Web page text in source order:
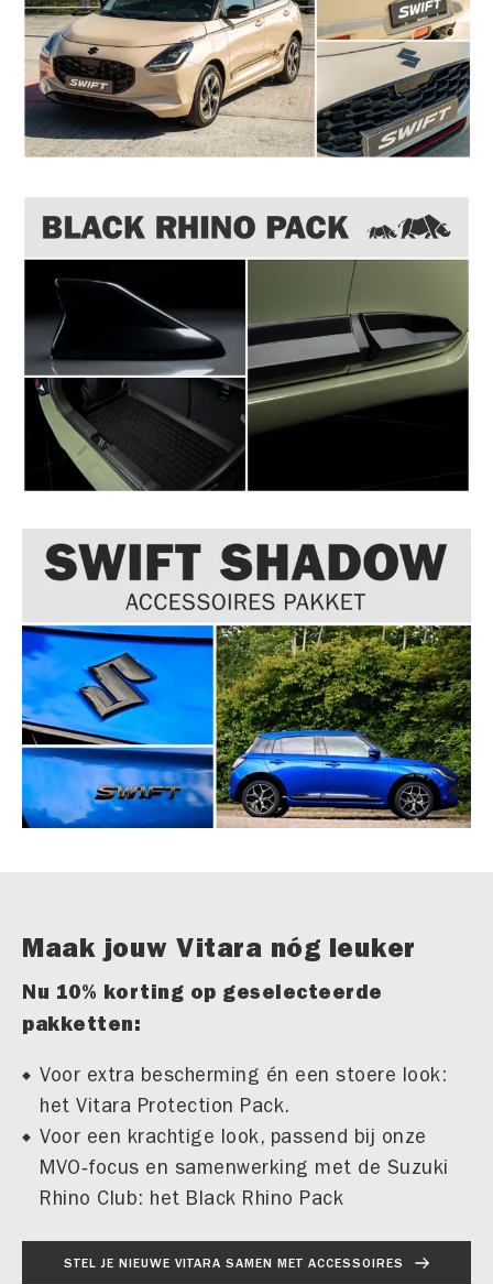
Maak jouw Vitara nóg leuker
Nu 10% korting op geselecteerde
pakketten:
Voor extra bescherming én een stoere look:
het Vitara Protection Pack.
Voor een krachtige look, passend bij onze
MVO‑focus en samenwerking met de Suzuki
Rhino Club: het Black Rhino Pack
STEL JE NIEUWE VITARA SAMEN MET ACCESSOIRES